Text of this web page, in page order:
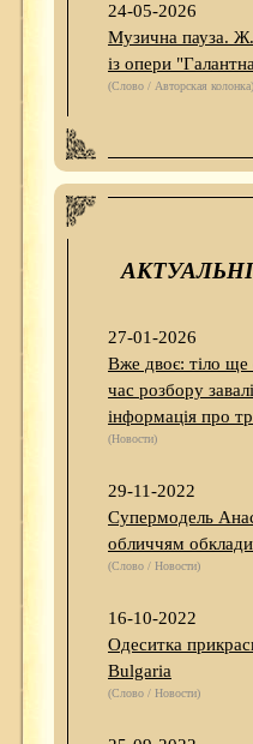
24-05-2026
Музична пауза.
із опери
(Слово / Авторская колонка)
27-01-2026
Вже двоє: тіло ще
час розбору
інформація про
(Новости)
29-11-2022
Супермодель
обличчям
(Слово / Новости)
16-10-2022
Одеситка
Bulgaria
(Слово / Новости)